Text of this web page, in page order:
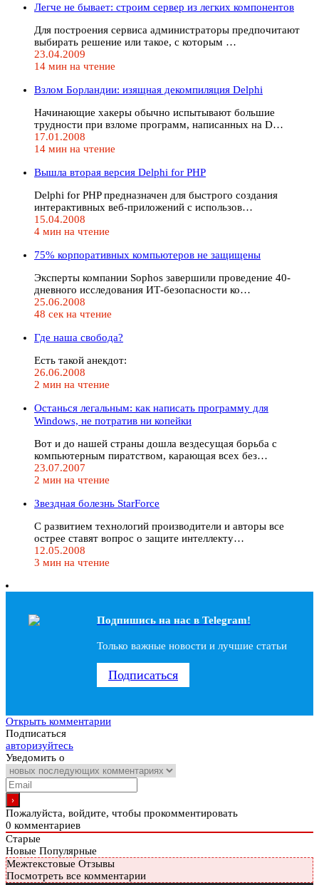
Легче не бывает: строим сервер из легких компонентов
Для построения сервиса администраторы предпочитают
выбирать решение или такое, с которым …
23.04.2009
14 мин на чтение
Взлом Борландии: изящная декомпиляция Delphi
Начинающие хакеры обычно испытывают большие
трудности при взломе программ, написанных на D…
17.01.2008
14 мин на чтение
Вышла вторая версия Delphi for PHP
Delphi for PHP предназначен для быстрого создания
интерактивных веб-приложений с использов…
15.04.2008
4 мин на чтение
75% корпоративных компьютеров не защищены
Эксперты компании Sophos завершили проведение 40-
дневного исследования ИТ-безопасности ко…
25.06.2008
48 сек на чтение
Где наша свобода?
Есть такой анекдот:
26.06.2008
2 мин на чтение
Останься легальным: как написать программу для
Windows, не потратив ни копейки
Вот и до нашей страны дошла вездесущая борьба с
компьютерным пиратством, карающая всех без…
23.07.2007
2 мин на чтение
Звездная болезнь StarForce
С развитием технологий производители и авторы все
острее ставят вопрос о защите интеллекту…
12.05.2008
3 мин на чтение
Подпишись на наc в Telegram!
Только важные новости и лучшие статьи
Подписаться
Открыть комментарии
Подписаться
авторизуйтесь
Уведомить о
Пожалуйста, войдите, чтобы прокомментировать
0 комментариев
Старые
Новые Популярные
Межтекстовые Отзывы
Посмотреть все комментарии